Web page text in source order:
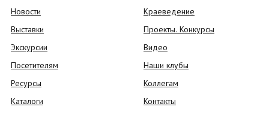
Новости
Выставки
Экскурсии
Посетителям
Ресурсы
Каталоги
Краеведение
Проекты. Конкурсы
Видео
Наши клубы
Коллегам
Контакты